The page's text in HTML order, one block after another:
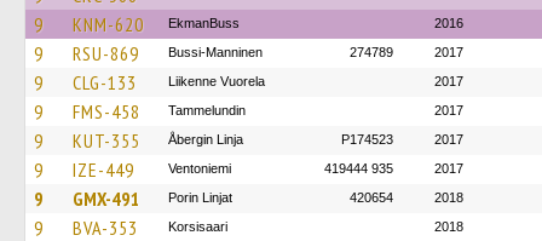
9 KNM-620 EkmanBuss 2016
9 RSU-869 Bussi-Manninen 274789 2017
9 CLG-133 Liikenne Vuorela 2017
9 FMS-458 Tammelundin 2017
9 KUT-355 Åbergin Linja P174523 2017
9 IZE-449 Ventoniemi 419444 935 2017
9 GMX-491 Porin Linjat 420654 2018
9 BVA-353 Korsisaari 2018